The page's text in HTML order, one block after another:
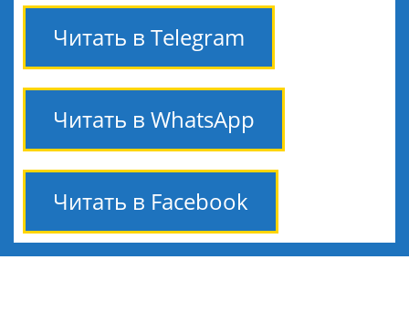
Читать в Telegram
Читать в WhatsApp
Читать в Facebook